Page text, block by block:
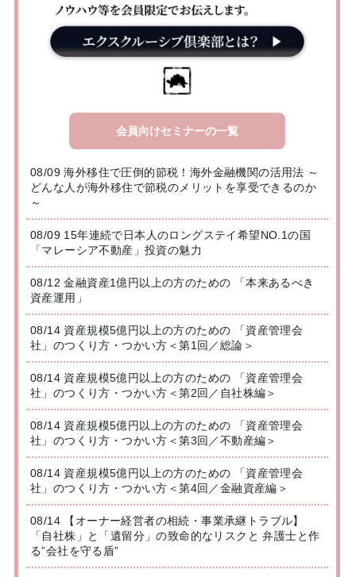
会員向けセミナーの一覧
08/09 海外移住で圧倒的節税！海外金融機関の活用法 ～
どんな人が海外移住で節税のメリットを享受できるのか
～
08/09 15年連続で日本人のロングステイ希望NO.1の国
「マレーシア不動産」投資の魅力
08/12 金融資産1億円以上の方のための 「本来あるべき
資産運用」
08/14 資産規模5億円以上の方のための 「資産管理会
社」のつくり方・つかい方＜第1回／総論＞
08/14 資産規模5億円以上の方のための 「資産管理会
社」のつくり方・つかい方＜第2回／自社株編＞
08/14 資産規模5億円以上の方のための 「資産管理会
社」のつくり方・つかい方＜第3回／不動産編＞
08/14 資産規模5億円以上の方のための 「資産管理会
社」のつくり方・つかい方＜第4回／金融資産編＞
08/14 【オーナー経営者の相続・事業承継トラブル】
「自社株」と「遺留分」の致命的なリスクと 弁護士と作
る”会社を守る盾”